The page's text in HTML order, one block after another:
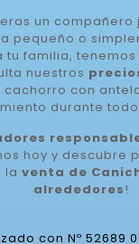
un compañero
pequeño o
tu familia,
nuestros
cachorro con
durante
hoy y descubre
la venta de
alrededores!
con Nº 52689